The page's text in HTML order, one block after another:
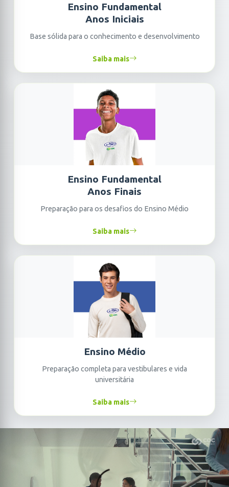
Ensino Fundamental
Anos Iniciais
Base sólida para o conhecimento e desenvolvimento
Saiba mais
Ensino Fundamental
Anos Finais
Preparação para os desafios do Ensino Médio
Saiba mais
Ensino Médio
Preparação completa para vestibulares e vida
universitária
Saiba mais